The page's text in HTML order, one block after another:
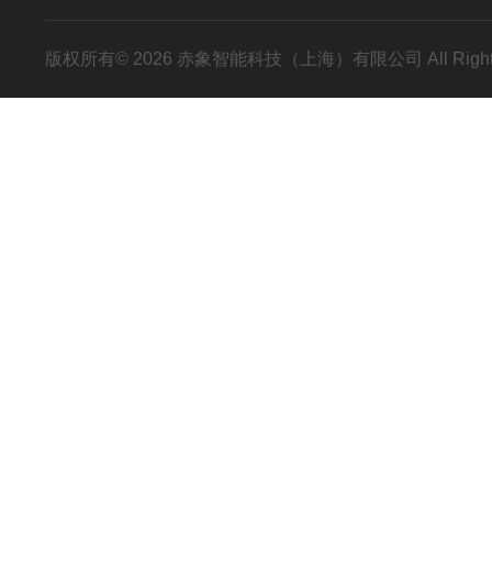
版权所有© 2026 赤象智能科技（上海）有限公司 All